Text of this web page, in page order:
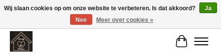
Large selection of products and fast shipping!
Wij slaan cookies op om onze website te verbeteren. Is dat akkoord?
Ja
Nee
Meer over cookies »